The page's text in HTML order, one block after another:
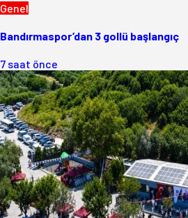
Genel
Bandırmaspor’dan 3 gollü başlangıç
7 saat önce